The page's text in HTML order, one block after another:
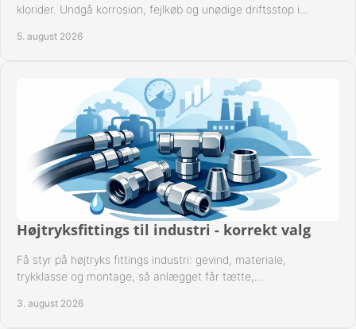
klorider. Undgå korrosion, fejlkøb og unødige driftsstop i
5. august 2026
Højtryksfittings til industri - korrekt valg
Få styr på højtryks fittings industri: gevind, materiale,
trykklasse og montage, så anlægget får tætte,
3. august 2026